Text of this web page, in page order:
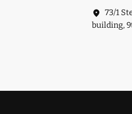
73/1
building,